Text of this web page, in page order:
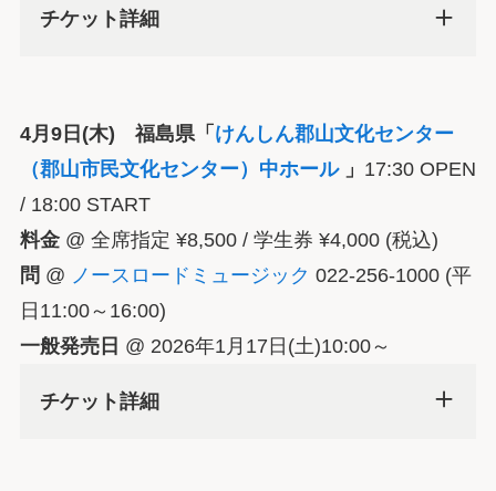
チケット詳細
4月9日(木) 福島県「 けんしん郡山文化センター
（郡山市民文化センター）中ホール 」 17:30 OPEN
/ 18:00 START
料金@ 全席指定 ¥8,500 / 学生券 ¥4,000 (税込)
問 @ ノースロードミュージック 022-256-1000 (平
日11:00～16:00)
一般発売日 @ 2026年1月17日(土)10:00～
チケット詳細